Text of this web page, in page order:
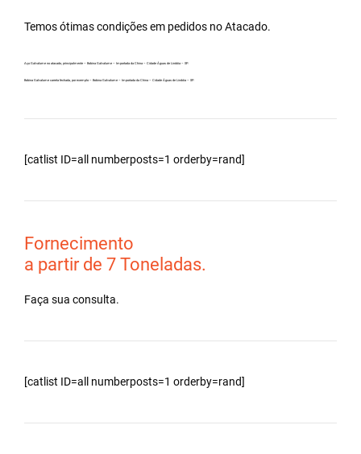
Temos ótimas condições em pedidos no Atacado.
Aço Galvalume no atacado, principalmente – Bobina Galvalume – Importada da China – Cidade Águas de Lindóia – SP.
Bobina Galvalume carreta fechada, por exemplo – Bobina Galvalume – Importada da China – Cidade Águas de Lindóia – SP.
[catlist ID=all numberposts=1 orderby=rand]
Fornecimento
a partir de 7 Toneladas.
Faça sua consulta.
[catlist ID=all numberposts=1 orderby=rand]